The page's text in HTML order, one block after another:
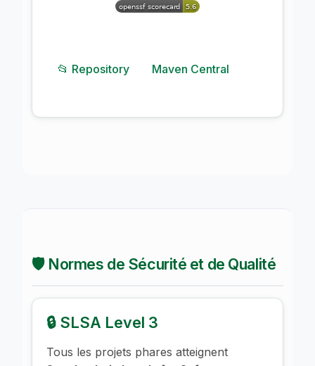
📂 Repository Maven Central
🛡️ Normes de Sécurité et de Qualité
🔒 SLSA Level 3
Tous les projets phares atteignent